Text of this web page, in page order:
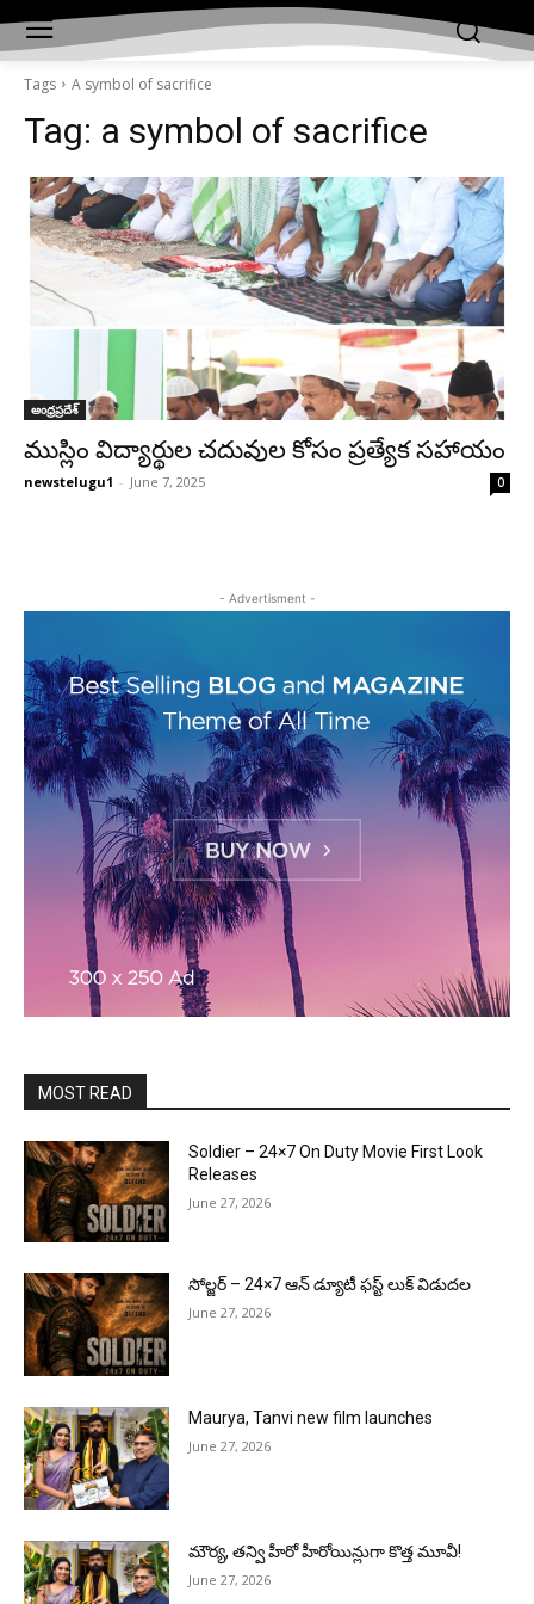
Tags A symbol of sacrifice
Tag: a symbol of sacrifice
ఆంధ్రప్రదేశ్‌
ముస్లిం విద్యార్థుల చదువుల కోసం ప్రత్యేక సహాయం
newstelugu1 - June 7, 2025 0
- Advertisment -
MOST READ
Soldier – 24×7 On Duty Movie First Look
Releases
June 27, 2026
సోల్జర్ – 24×7 ఆన్ డ్యూటీ ఫస్ట్ లుక్ విడుదల
June 27, 2026
Maurya, Tanvi new film launches
June 27, 2026
మౌర్య‌, త‌న్వి హీరో హీరోయిన్లుగా కొత్త మూవీ!
June 27, 2026